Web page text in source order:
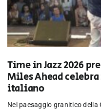
Time in Jazz 2026
Miles Ahead
italiano
Nel paesaggio granitico della